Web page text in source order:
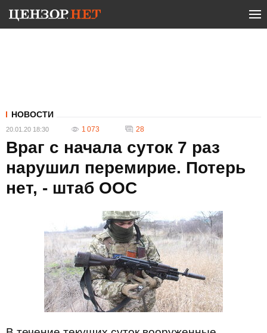
НОВОСТИ
20.01.20 18:30 1 073 28
Враг с начала суток 7 раз
нарушил перемирие. Потерь
нет, - штаб ООС